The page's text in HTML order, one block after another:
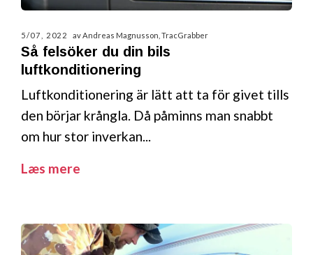
5/07, 2022 av Andreas Magnusson, TracGrabber
Så felsöker du din bils
luftkonditionering
Luftkonditionering är lätt att ta för givet tills
den börjar krångla. Då påminns man snabbt
om hur stor inverkan...
Læs mere